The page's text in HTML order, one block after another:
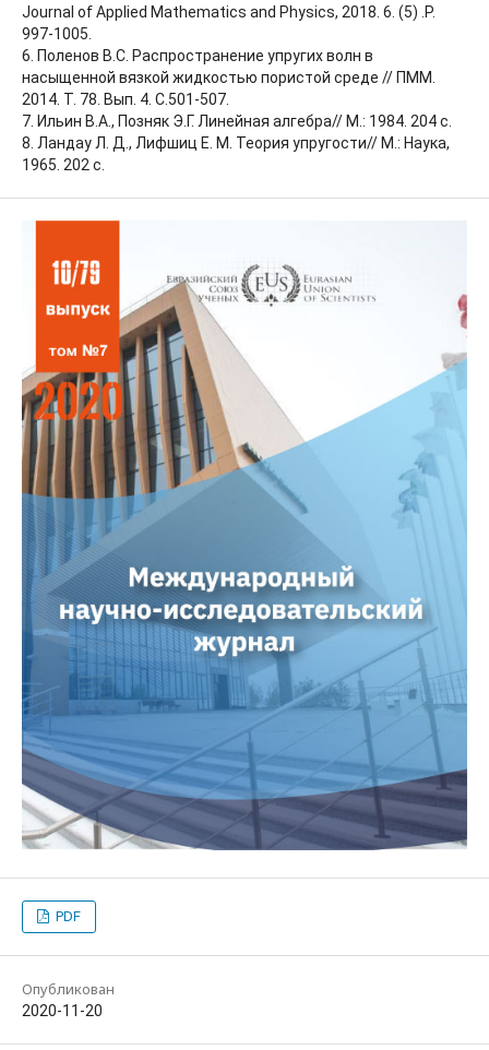
Journal of Applied Mathematics and Physics, 2018. 6. (5) .P.
997-1005.
6. Поленов В.С. Распространение упругих волн в
насыщенной вязкой жидкостью пористой среде // ПММ.
2014. Т. 78. Вып. 4. С.501-507.
7. Ильин В.А., Позняк Э.Г. Линейная алгебра// М.: 1984. 204 с.
8. Ландау Л. Д., Лифшиц Е. М. Теория упругости// М.: Наука,
1965. 202 с.
PDF
Опубликован
2020-11-20